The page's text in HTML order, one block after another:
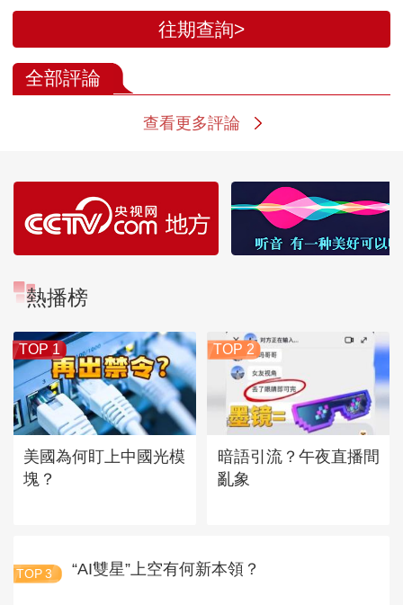
兰护卫舰非法侵闯中
国西沙群岛遭驱离
“德鲁伊特”号
往期查詢>
全部評論
查看更多評論
熱播榜
TOP 1
美國為何盯上中國光模
塊？
TOP 2
暗語引流？午夜直播間
亂象
TOP 3 “AI雙星”上空有何新本領？